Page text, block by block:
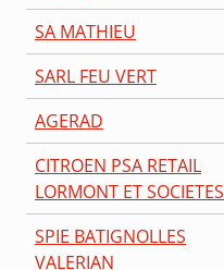
SA MATHIEU
SARL FEU VERT
AGERAD
CITROEN PSA RETAIL
LORMONT ET SOCIETES
SPIE BATIGNOLLES
VALERIAN